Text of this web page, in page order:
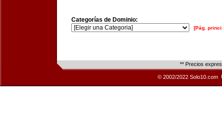
Categorías de Dominio:
[Pág.
** Precios
© 2002/2022 Solo10.com